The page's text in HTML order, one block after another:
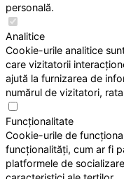
personală.
Analitice
Cookie-urile analitice
care vizitatorii
ajută la furnizarea de
numărul de vizitatori,
Funcționalitate
Cookie-urile de
funcționalități, cum ar fi
platformele de